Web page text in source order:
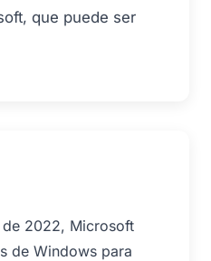
que puede ser
de 2022, Microsoft
de Windows para